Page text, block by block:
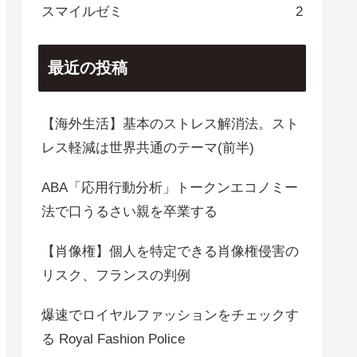
スマイルゼミ 2
最近の投稿
【海外生活】基本のストレス解消法。スト
レス軽減は世界共通のテーマ(前半)
ABA「応用行動分析」トークンエコノミー
法で口うるさい親を卒業する
【肖像権】個人を特定できる肖像権侵害の
リスク、フランスの判例
爆速でロイヤルファッションをチェックす
る Royal Fashion Police